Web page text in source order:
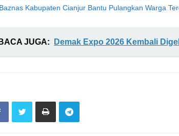
Baznas Kabupaten Cianjur Bantu Pulangkan Warga
BACA JUGA: Demak Expo 2026 Kembali